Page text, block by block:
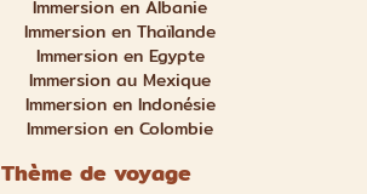
Immersion en Albanie
Immersion en Thaïlande
Immersion en Egypte
Immersion au Mexique
Immersion en Indonésie
Immersion en Colombie
Thème de voyage